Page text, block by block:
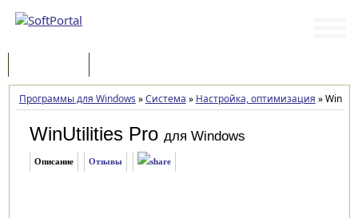
Программы для Windows »Система » Настройка, оптимизация »
WinUtilities Pro для Windows
Описание Отзывы